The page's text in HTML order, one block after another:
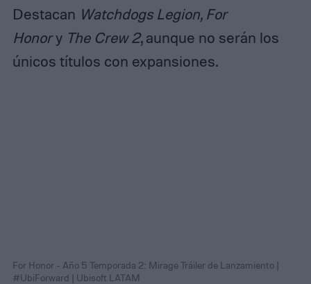
Destacan Watchdogs Legion, For
Honory The Crew 2, aunque no serán los
únicos títulos con expansiones.
For Honor - Año 5 Temporada 2: Mirage Tráiler de Lanzamiento |
#UbiForward | Ubisoft LATAM